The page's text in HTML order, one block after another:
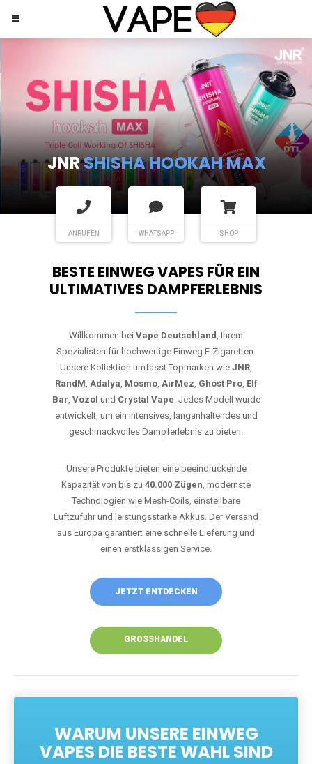
JNRSHISHA HOOKAH MAX
ANRUFEN WHATSAPP SHOP
BESTE EINWEG VAPES FÜR EIN
ULTIMATIVES DAMPFERLEBNIS
Willkommen bei Vape Deutschland, Ihrem
Spezialisten für hochwertige Einweg E-Zigaretten.
Unsere Kollektion umfasst Topmarken wie JNR,
RandM, Adalya, Mosmo, AirMez, Ghost Pro, Elf
Bar, Vozol und Crystal Vape. Jedes Modell wurde
entwickelt, um ein intensives, langanhaltendes und
geschmackvolles Dampferlebnis zu bieten.
Unsere Produkte bieten eine beeindruckende
Kapazität von bis zu 40.000 Zügen, modernste
Technologien wie Mesh-Coils, einstellbare
Luftzufuhr und leistungsstarke Akkus. Der Versand
aus Europa garantiert eine schnelle Lieferung und
einen erstklassigen Service.
JETZT ENTDECKEN
GROSSHANDEL
WARUM UNSERE EINWEG
VAPES DIE BESTE WAHL SIND